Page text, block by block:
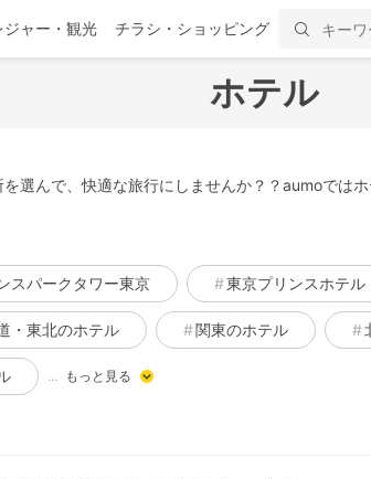
ジャー・観光 チラシ・ショッピング
ホテル
選んで、快適な旅行にしませんか？？aumoでは
スパークタワー東京 東京プリンスホテル
・東北のホテル 関東のホテル
… もっと見る